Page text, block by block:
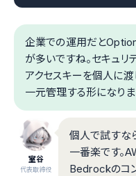
企業での運用だとOption
が多いですね。セキュ
アクセスキーを個人に渡
一元管理する形になりま
室谷
代表取締役
個人で試すな
一番楽です。
Bedrockのコ